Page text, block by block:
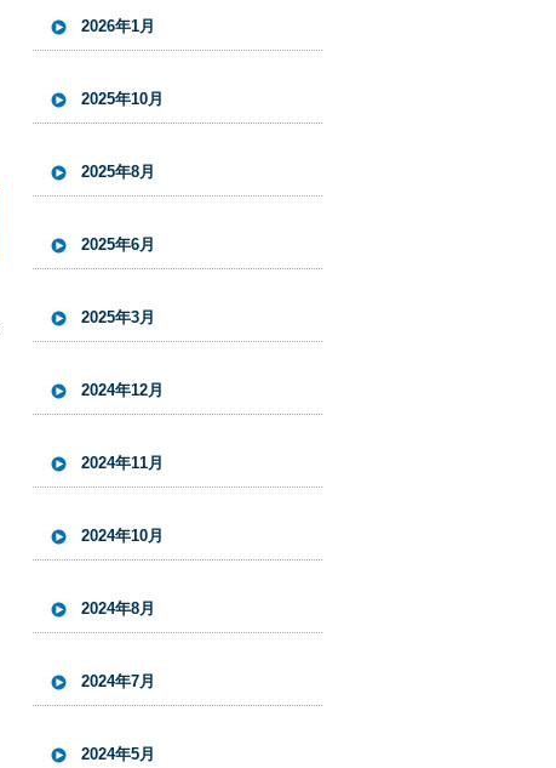
2026年1月
2025年10月
2025年8月
2025年6月
2025年3月
2024年12月
2024年11月
2024年10月
2024年8月
2024年7月
2024年5月